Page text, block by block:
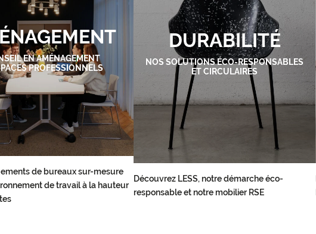
EN AMÉNAGEMENT
PROFESSIONNELS
de bureaux sur-mesure
de travail à la hauteur
DURABILITÉ
NOS SOLUTIONS ÉCO-RESPONSABLES
ET CIRCULAIRES
Découvrez LESS, notre démarche éco-
responsable et notre mobilier RSE